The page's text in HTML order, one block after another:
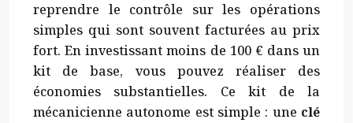
reprendre le contrôle sur les opérations
simples qui sont souvent facturées au prix
fort. En investissant moins de 100 € dans un
kit de base, vous pouvez réaliser des
économies substantielles. Ce kit de la
mécanicienne autonome est simple : une clé